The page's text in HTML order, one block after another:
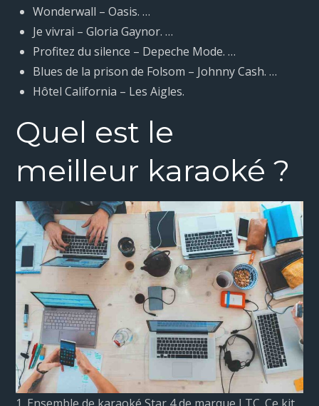
Wonderwall – Oasis. …
Je vivrai – Gloria Gaynor. …
Profitez du silence – Depeche Mode. …
Blues de la prison de Folsom – Johnny Cash. …
Hôtel California – Les Aigles.
Quel est le
meilleur karaoké ?
1. Ensemble de karaoké Star 4 de marque LTC. Ce kit